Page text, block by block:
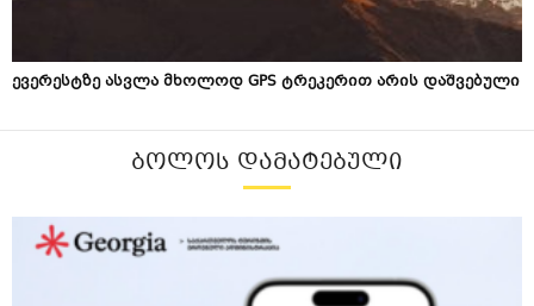
ევერესტზე ასვლა მხოლოდ GPS ტრეკერით არის დაშვებული
ᲑᲝᲚᲝᲡ ᲓᲐᲛᲐᲢᲔᲑᲣᲚᲘ